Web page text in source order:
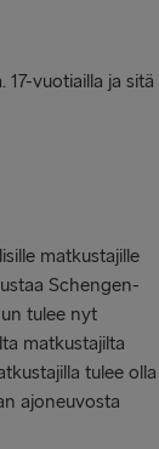
vuotiailla ja sitä
matkustajille
Schengen-
tulee nyt
matkustajilta
tulee olla
ajoneuvosta